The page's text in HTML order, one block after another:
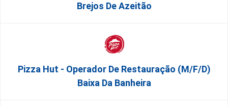
Brejos De Azeitão
Pizza Hut - Operador De Restauração (m/f/d)
Baixa Da Banheira